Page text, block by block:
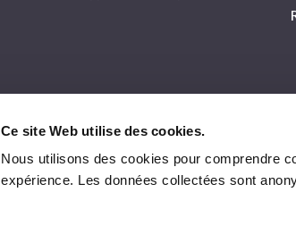
Ce site Web utilise des cookies.
Nous utilisons des cookies pour comprendre
expérience. Les données collectées sont